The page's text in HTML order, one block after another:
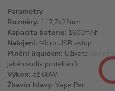
Parametry
Rozměry: 117,7x22mm
Kapacita baterie: 1600mAh
Nabíjení: Micro USB vstup
Plnění liquidem: Uživatelsky
jakéhokoliv protékání)
Výkon: až 60W
Žhavicí hlavy: Vape Pen